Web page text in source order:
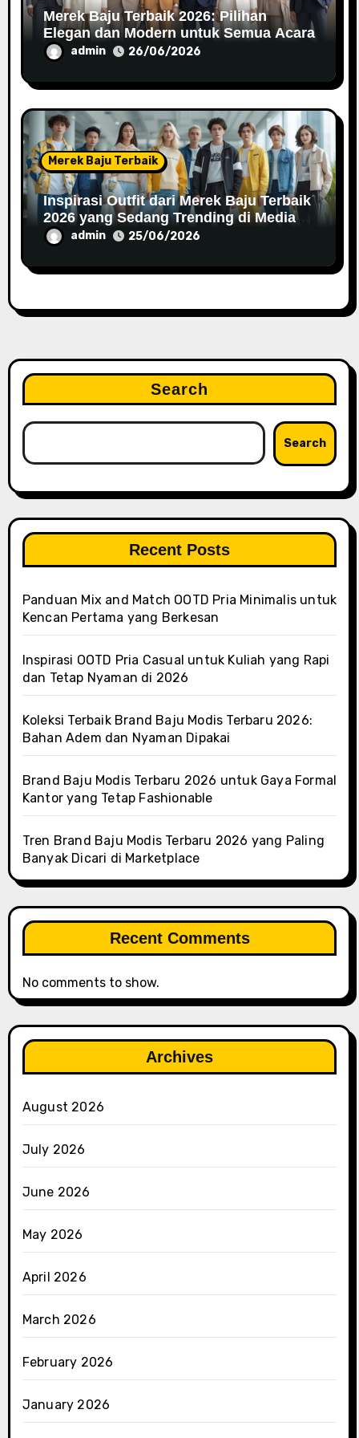
Merek Baju Terbaik 2026: Pilihan
Elegan dan Modern untuk Semua Acara
admin 26/06/2026
Merek Baju Terbaik
Inspirasi Outfit dari Merek Baju Terbaik
2026 yang Sedang Trending di Media
Sosialadmin 25/06/2026
Search
Search
Recent Posts
Panduan Mix and Match OOTD Pria Minimalis untuk
Kencan Pertama yang Berkesan
Inspirasi OOTD Pria Casual untuk Kuliah yang Rapi
dan Tetap Nyaman di 2026
Koleksi Terbaik Brand Baju Modis Terbaru 2026:
Bahan Adem dan Nyaman Dipakai
Brand Baju Modis Terbaru 2026 untuk Gaya Formal
Kantor yang Tetap Fashionable
Tren Brand Baju Modis Terbaru 2026 yang Paling
Banyak Dicari di Marketplace
Recent Comments
No comments to show.
Archives
August 2026
July 2026
June 2026
May 2026
April 2026
March 2026
February 2026
January 2026